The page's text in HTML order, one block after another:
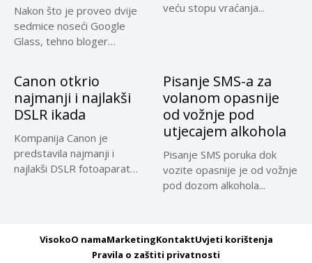
Nakon što je proveo dvije
sedmice noseći Google
Glass, tehno bloger
veću stopu vraćanja...
Canon otkrio
najmanji i najlakši
DSLR ikada
Kompanija Canon je
predstavila najmanji i
najlakši DSLR fotoaparat
Pisanje SMS-a za
volanom opasnije
od vožnje pod
utjecajem alkohola
Pisanje SMS poruka dok
vozite opasnije je od vožnje
pod dozom alkohola...
VisokoO namaMarketingKontaktUvjeti korištenja
Pravila o zaštiti privatnosti